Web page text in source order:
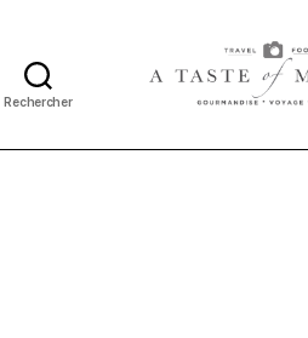
Rechercher